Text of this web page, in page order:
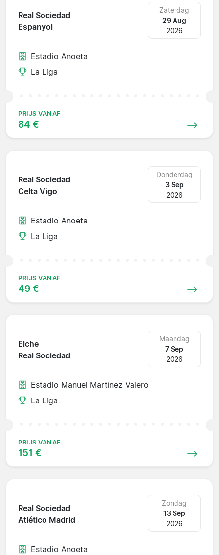
Real Sociedad
Espanyol
Zaterdag
29 Aug
2026
Estadio Anoeta
La Liga
PRIJS VANAF
84 €
Real Sociedad
Celta Vigo
Donderdag
3 Sep
2026
Estadio Anoeta
La Liga
PRIJS VANAF
49 €
Elche
Real Sociedad
Maandag
7 Sep
2026
Estadio Manuel Martínez Valero
La Liga
PRIJS VANAF
151 €
Real Sociedad
Atlético Madrid
Zondag
13 Sep
2026
Estadio Anoeta